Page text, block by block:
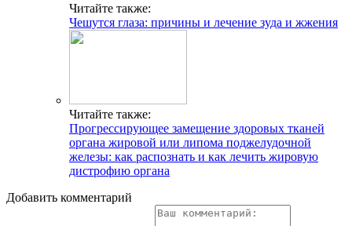
Читайте также:
Чешутся глаза: причины и лечение зуда и жжения
Читайте также:
Прогрессирующее замещение здоровых тканей
органа жировой или липома поджелудочной
железы: как распознать и как лечить жировую
дистрофию органа
Добавить комментарий